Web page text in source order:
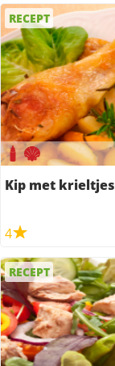
RECEPT
Kip met krieltjes
4
RECEPT